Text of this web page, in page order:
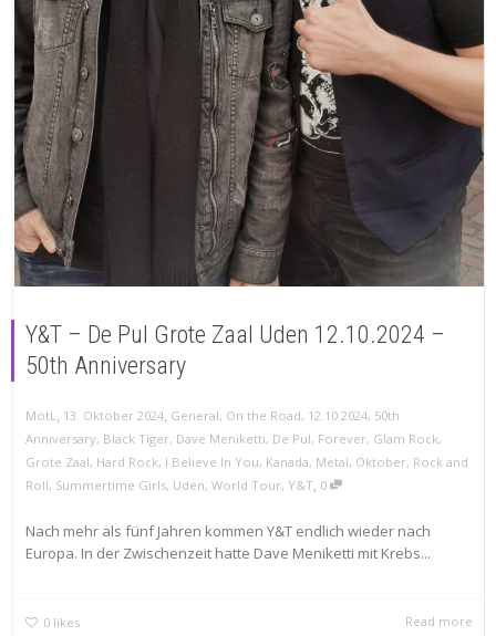
Y&T – De Pul Grote Zaal Uden 12.10.2024 –
50th Anniversary
MotL, 13. Oktober 2024, General, On the Road, 12.10.2024, 50th
Anniversary, Black Tiger, Dave Meniketti, De Pul, Forever, Glam Rock,
Grote Zaal, Hard Rock, I Believe In You, Kanada, Metal, Oktober, Rock and
Roll, Summertime Girls, Uden, World Tour, Y&T, 0
Nach mehr als fünf Jahren kommen Y&T endlich wieder nach
Europa. In der Zwischenzeit hatte Dave Meniketti mit Krebs...
0 likes Read more